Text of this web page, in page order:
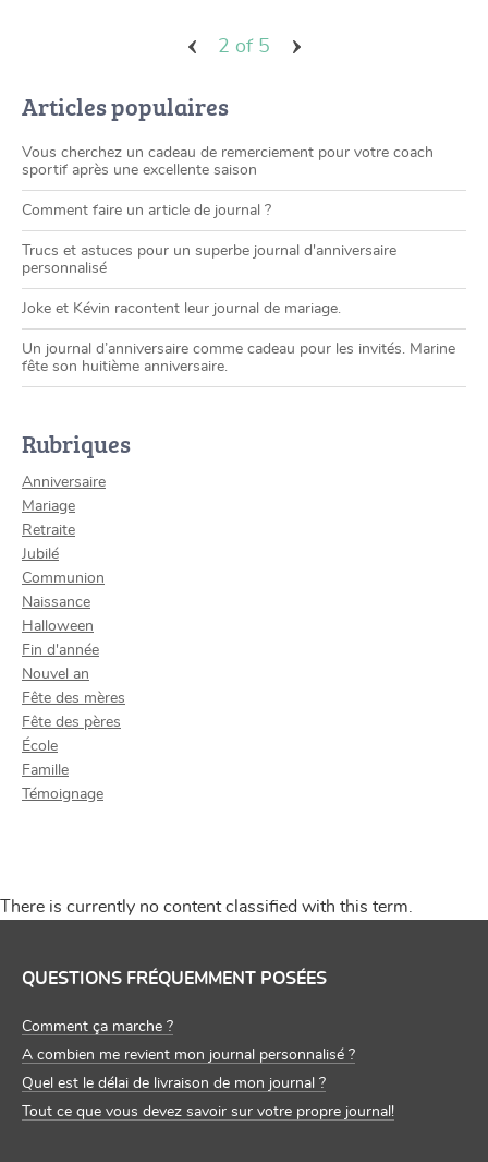
2 of 5
Articles populaires
Vous cherchez un cadeau de remerciement pour votre coach
sportif après une excellente saison
Comment faire un article de journal ?
Trucs et astuces pour un superbe journal d'anniversaire
personnalisé
Joke et Kévin racontent leur journal de mariage.
Un journal d’anniversaire comme cadeau pour les invités. Marine
fête son huitième anniversaire.
Rubriques
Anniversaire
Mariage
Retraite
Jubilé
Communion
Naissance
Halloween
Fin d'année
Nouvel an
Fête des mères
Fête des pères
École
Famille
Témoignage
There is currently no content classified with this term.
QUESTIONS FRÉQUEMMENT POSÉES
Comment ça marche ?
A combien me revient mon journal personnalisé ?
Quel est le délai de livraison de mon journal ?
Tout ce que vous devez savoir sur votre propre journal!